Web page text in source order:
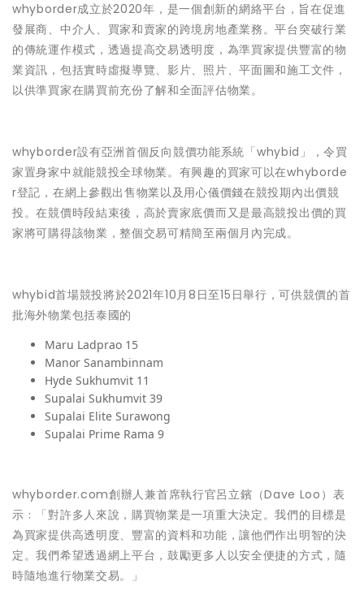
whyborder成立於2020年，是一個創新的網絡平台，旨在促進
發展商、中介人、買家和賣家的跨境房地產業務。平台突破行業
的傳統運作模式，透過提高交易透明度，為準買家提供豐富的物
業資訊，包括實時虛擬導覽、影片、照片、平面圖和施工文件，
以供準買家在購買前充份了解和全面評估物業。
whyborder設有亞洲首個反向競價功能系統「whybid」，令買
家置身家中就能競投全球物業。有興趣的買家可以在whyborde
r登記，在網上參觀出售物業以及用心儀價錢在競投期內出價競
投。在競價時段結束後，高於賣家底價而又是最高競投出價的買
家將可購得該物業，整個交易可精簡至兩個月內完成。
whybid首場競投將於2021年10月8日至15日舉行，可供競價的首
批海外物業包括泰國的
Maru Ladprao 15
Manor Sanambinnam
Hyde Sukhumvit 11
Supalai Sukhumvit 39
Supalai Elite Surawong
Supalai Prime Rama 9
whyborder.com創辦人兼首席執行官呂立鑌（Dave Loo）表
示﹕「對許多人來說，購買物業是一項重大決定。我們的目標是
為買家提供高透明度、豐富的資料和功能，讓他們作出明智的決
定。我們希望透過網上平台，鼓勵更多人以安全便捷的方式，隨
時隨地進行物業交易。」